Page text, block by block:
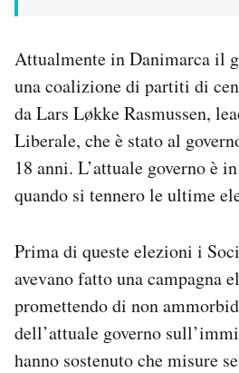
Attualmente in Danimarca il
una coalizione di partiti di
da Lars Løkke Rasmussen,
Liberale, che è stato al
18 anni. L’attuale governo è
quando si tennero le ultime
Prima di queste elezioni i
avevano fatto una campagna
promettendo di non
dell’attuale governo
hanno sostenuto che misure